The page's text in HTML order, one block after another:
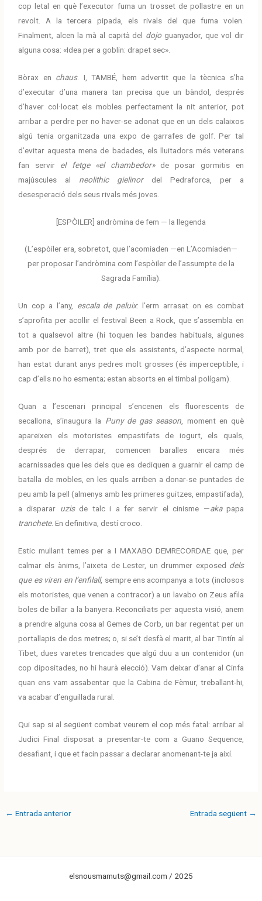
cop letal en què l’executor fuma un trosset de pollastre en un
revolt. A la tercera pipada, els rivals del que fuma volen.
Finalment, alcen la mà al capità del dojoguanyador, que vol dir
alguna cosa: «Idea per a goblin: drapet sec».
Bòrax en chaus. I, TAMBÉ, hem advertit que la tècnica s’ha
d’executar d’una manera tan precisa que un bàndol, després
d’haver col·locat els mobles perfectament la nit anterior, pot
arribar a perdre per no haver-se adonat que en un dels calaixos
algú tenia organitzada una expo de garrafes de golf. Per tal
d’evitar aquesta mena de badades, els lluitadors més veterans
fan servir el fetge «el chambedor»de posar gormitis en
majúscules al neolithic gielinordel Pedraforca, per a
desesperació dels seus rivals més joves.
[ESPÒILER] andròmina de fem — la llegenda
(L’espòiler era, sobretot, que l’acomiaden —en L’Acomiaden—
per proposar l’andròmina com l’espòilerde l’assumpte de la
Sagrada Família).
Un cop a l’any, escala de peluix: l’erm arrasat on es combat
s’aprofita per acollir el festival Been a Rock, que s’assembla en
tot a qualsevol altre (hi toquen les bandes habituals, algunes
amb por de barret), tret que els assistents, d’aspecte normal,
han estat durant anys pedres molt grosses (és imperceptible, i
cap d’ells no ho esmenta; estan absorts en el timbal polígam).
Quan a l’escenari principal s’encenen els fluorescents de
secallona, s’inaugura la Puny de gas season , moment en què
apareixen els motoristes empastifats de iogurt, els quals,
després de derrapar, comencen baralles encara més
acarnissades que les dels que es dediquen a guarnir el camp de
batalla de mobles, en les quals arriben a donar-se puntades de
peu amb la pell (almenys amb les primeres guitzes, empastifada),
a disparar uzisde talc i a fer servir el cinisme —aka papa
tranchete. En definitiva, destí croco.
Estic mullant temes per a I MAXABO DEMRECORDAE que, per
calmar els ànims, l’aixeta de Lester, un drummer exposed dels
que es viren en l’enfilall, sempre ens acompanya a tots (inclosos
els motoristes, que venen a contracor) a un lavabo on Zeus afila
boles de billar a la banyera. Reconciliats per aquesta visió, anem
a prendre alguna cosa al Gemes de Corb, un bar regentat per un
portallapis de dos metres; o, si se’t desfà el marit, al bar Tintín al
Tibet, dues varetes trencades que algú duu a un contenidor (un
cop dipositades, no hi haurà elecció). Vam deixar d’anar al Cinfa
quan ens vam assabentar que la Cabina de Fèmur, treballant-hi,
va acabar d’enguillada rural.
Qui sap si al següent combat veurem el cop més fatal: arribar al
Judici Final disposat a presentar-te com a Guano Sequence,
desafiant, i que et facin passar a declarar anomenant-te ja així.
← Entrada anterior Entrada següent →
elsnousmamuts@gmail.com / 2025